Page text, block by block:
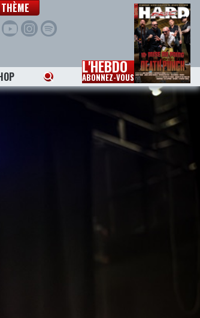
THÈME
L'HEBDO
ABONNEZ-VOUS